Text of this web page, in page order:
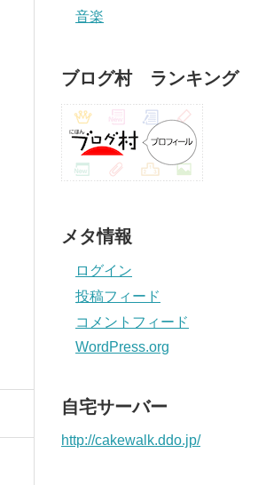
音楽
ブログ村 ランキング
メタ情報
ログイン
投稿フィード
コメントフィード
WordPress.org
自宅サーバー
http://cakewalk.ddo.jp/